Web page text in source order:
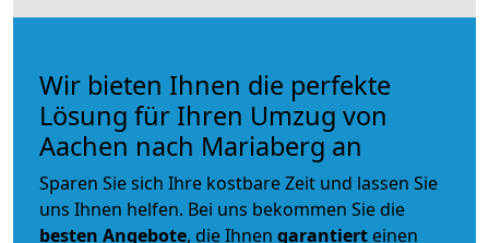
Wir bieten Ihnen die perfekte
Lösung für Ihren Umzug von
Aachen nach Mariaberg an
Sparen Sie sich Ihre kostbare Zeit und lassen Sie
uns Ihnen helfen. Bei uns bekommen Sie die
besten Angebote, die Ihnen garantiert einen